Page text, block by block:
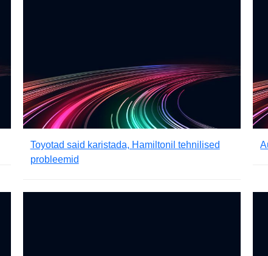
Toyotad said karistada, Hamiltonil tehnilised
probleemid